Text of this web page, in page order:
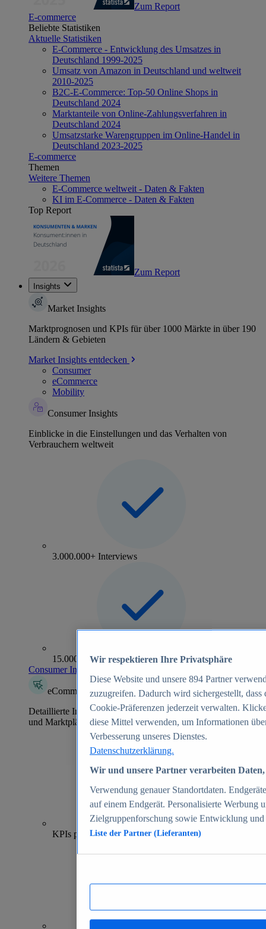
Zum Report
E-commerce
Beliebte Statistiken
Aktuelle Statistiken
E-Commerce - Entwicklung des Umsatzes in
Deutschland 1999-2025
Umsatz von Amazon in Deutschland und weltweit
2010-2025
B2C-E-Commerce: Top-50 Online Shops in
Deutschland 2024
Marktanteile von Online-Zahlungsverfahren in
Deutschland 2024
Umsatzstarke Warengruppen im Online-Handel in
Deutschland 2023-2025
E-commerce
Themen
Weitere Themen
E-Commerce weltweit - Daten & Fakten
KI im E-Commerce - Daten & Fakten
Top Report
Zum Report
Insights
Market Insights
Marktprognosen und KPIs für über 1000 Märkte in über 190
Ländern & Gebieten
Market Insights entdecken
Consumer
eCommerce
Mobility
Consumer Insights
Einblicke in die Einstellungen und das Verhalten von
Verbrauchern weltweit
3.000.000+ Interviews
15.000+ Marken
Consumer Insights entdecken
eCommerce Insights
Detaillierte Informationen zu mehr als 39.000 Online-Shops
und Marktplätzen
70+
KPIs pro Shop
Wir respektieren Ihre Privatsphäre
Diese Website und unsere 894 Partner
zuzugreifen. Dadurch wird sichergestellt,
Cookie-Präferenzen jederzeit verwalten.
diese Mittel verwenden, um Informationen
Verbesserung unseres Dienstes.
Datenschutzerklärung.
Wir und unsere Partner verarbeiten
Verwendung genauer Standortdaten.
auf einem Endgerät. Personalisierte Werbung
Zielgruppenforschung sowie Entwicklung
Liste der Partner (Lieferanten)